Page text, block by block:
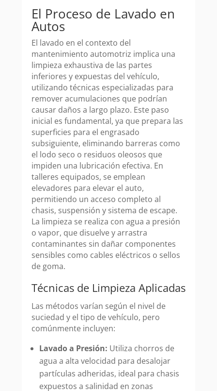
El Proceso de Lavado en
Autos
El lavado en el contexto del
mantenimiento automotriz implica una
limpieza exhaustiva de las partes
inferiores y expuestas del vehículo,
utilizando técnicas especializadas para
remover acumulaciones que podrían
causar daños a largo plazo. Este paso
inicial es fundamental, ya que prepara las
superficies para el engrasado
subsiguiente, eliminando barreras como
el lodo seco o residuos oleosos que
impiden una lubricación efectiva. En
talleres equipados, se emplean
elevadores para elevar el auto,
permitiendo un acceso completo al
chasis, suspensión y sistema de escape.
La limpieza se realiza con agua a presión
o vapor, que disuelve y arrastra
contaminantes sin dañar componentes
sensibles como cables eléctricos o sellos
de goma.
Técnicas de Limpieza Aplicadas
Las métodos varían según el nivel de
suciedad y el tipo de vehículo, pero
comúnmente incluyen:
Lavado a Presión: Utiliza chorros de
agua a alta velocidad para desalojar
partículas adheridas, ideal para chasis
expuestos a salinidad en zonas